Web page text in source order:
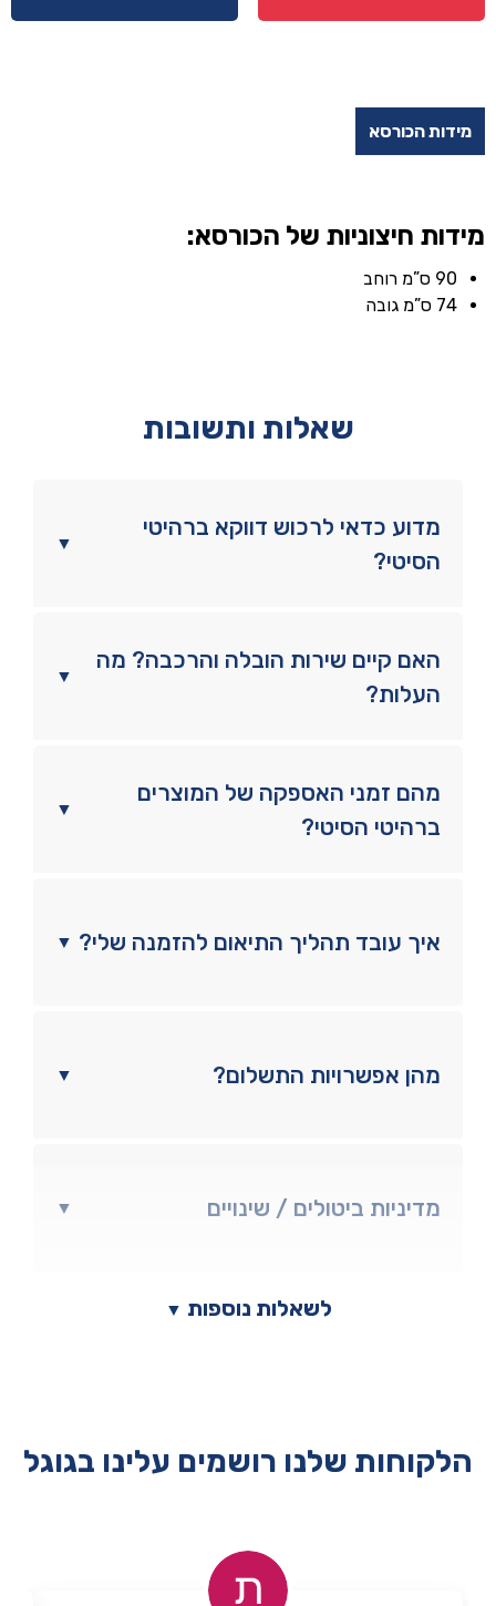
מידות הכורסא
מידות חיצוניות של הכורסא:
90 ס”מ רוחב
74 ס”מ גובה
שאלות ותשובות
▼
מדוע כדאי לרכוש דווקא ברהיטי
הסיטי?
▼
האם קיים שירות הובלה והרכבה? מה
העלות?
▼
מהם זמני האספקה של המוצרים
ברהיטי הסיטי?
▼ איך עובד תהליך התיאום להזמנה שלי?
▼ מהן אפשרויות התשלום?
▼ מדיניות ביטולים / שינויים
▼ לשאלות נוספות
הלקוחות שלנו רושמים עלינו בגוגל